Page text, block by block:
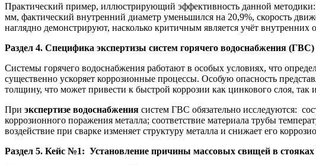
Практический пример, иллюстрирующий эффективность данной
мм, фактический внутренний диаметр уменьшился на 20,9%, скорость
наглядно демонстрируют, насколько критичным является учёт внутренних
Раздел 4. Специфика экспертизы систем горячего водоснабжения (ГВС)
Системы горячего водоснабжения работают в особых условиях, что
существенно ускоряет коррозионные процессы. Особую опасность
толщину, что может привести к быстрой коррозии как цинкового слоя,
При экспертизе водоснабжения систем ГВС обязательно исследуются:
коррозионного поражения металла; соответствие материала трубы
воздействие при сварке изменяет структуру металла и снижает его
Раздел 5. Кейс №1: Установление причины массовых свищей в